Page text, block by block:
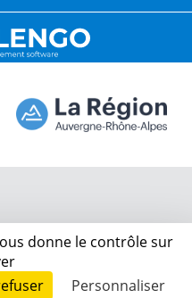
donne le contrôle sur
Personnaliser